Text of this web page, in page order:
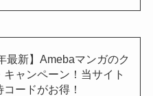
最新】Amebaマンガのク
キャンペーン！当サイト
ードがお得！